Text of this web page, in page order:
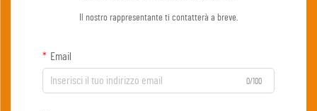
Il nostro rappresentante ti contatterà a breve.
Email
0/100